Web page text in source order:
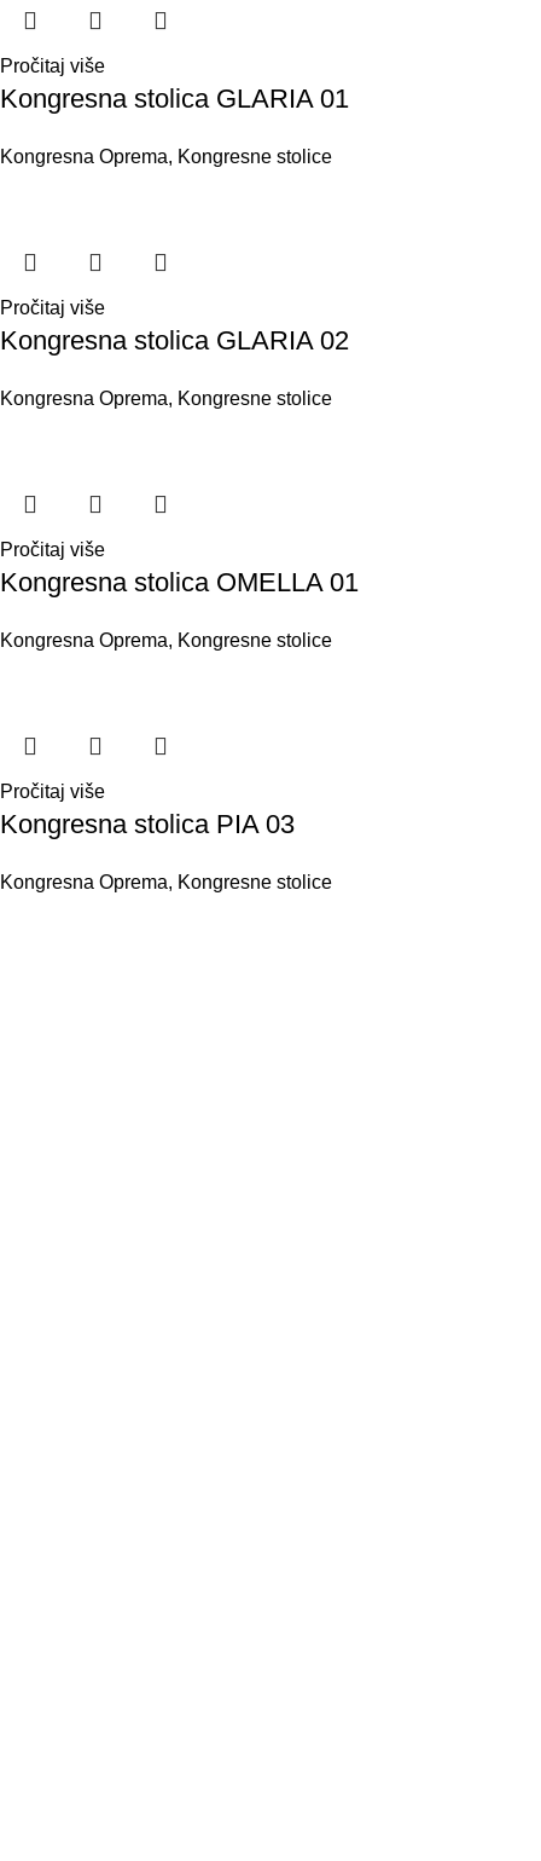
Pročitaj više
Kongresna stolica GLARIA 01
Kongresna Oprema, Kongresne stolice
Pročitaj više
Kongresna stolica GLARIA 02
Kongresna Oprema, Kongresne stolice
Pročitaj više
Kongresna stolica OMELLA 01
Kongresna Oprema, Kongresne stolice
Pročitaj više
Kongresna stolica PIA 03
Kongresna Oprema, Kongresne stolice